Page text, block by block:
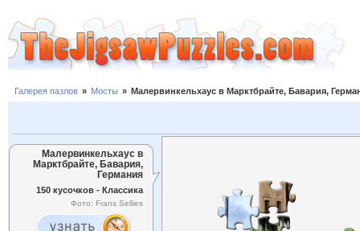
Галерея пазлов » Мосты » Малервинкельхаус в Марктбрайте, Бавария,
Малервинкельхаус в
Марктбрайте, Бавария,
Германия
150 кусочков - Классика
Фото: Frans Sellies